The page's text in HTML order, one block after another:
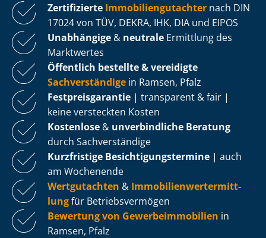
Zertifizierte Im­mo­bi­li­en­gut­ach­ter nach DIN
17024 von TÜV, DEKRA, IHK, DIA und EIPOS
Unabhängige & neutrale Ermittlung des
Marktwertes
Öffentlich bestellte & vereidigte
Sachverständige in Ramsen, Pfalz
Fest­preis­ga­ran­tie | transparent & fair |
keine versteckten Kosten
Kostenlose & unverbindliche Beratung
durch Sachverständige
Kurzfristige Be­sich­ti­gungs­ter­mi­ne | auch
am Wochenende
Wertgutachten & Im­mo­bi­li­en­wert­ermitt­
lungfür Be­triebs­ver­mö­gen
Bewertung von Ge­wer­be­im­mo­bi­li­en in
Ramsen, Pfalz